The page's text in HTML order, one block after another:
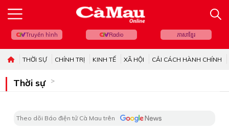
Truyền hình Radio ភាសាខ្មែរ
THỜI SỰ CHÍNH TRỊ KINH TẾ XÃ HỘI CẢI CÁCH HÀNH CHÍNH
Thời sự
Theo dõi Báo điện tử Cà Mau trên